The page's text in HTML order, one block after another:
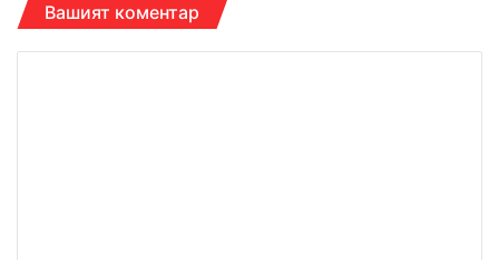
Вашият коментар